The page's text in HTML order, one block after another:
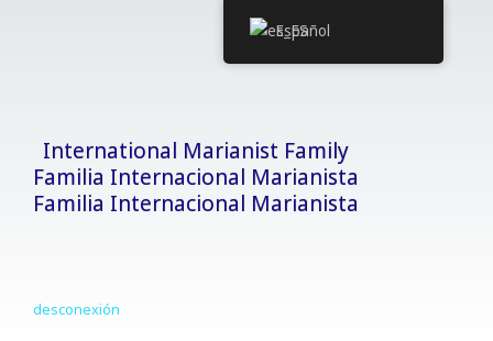
International Marianist Family
Familia Internacional Marianista
Familia Internacional Marianista
desconexión
Español